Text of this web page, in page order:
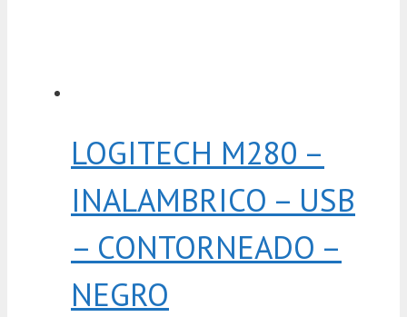
LOGITECH M280 –
INALAMBRICO – USB
– CONTORNEADO –
NEGRO